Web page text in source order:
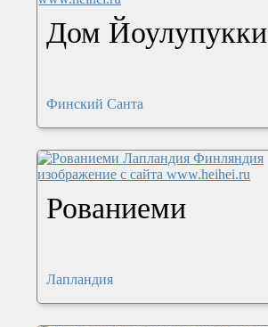
Дом Йоулупукки
Финский Санта
Рованиеми
Лапландия